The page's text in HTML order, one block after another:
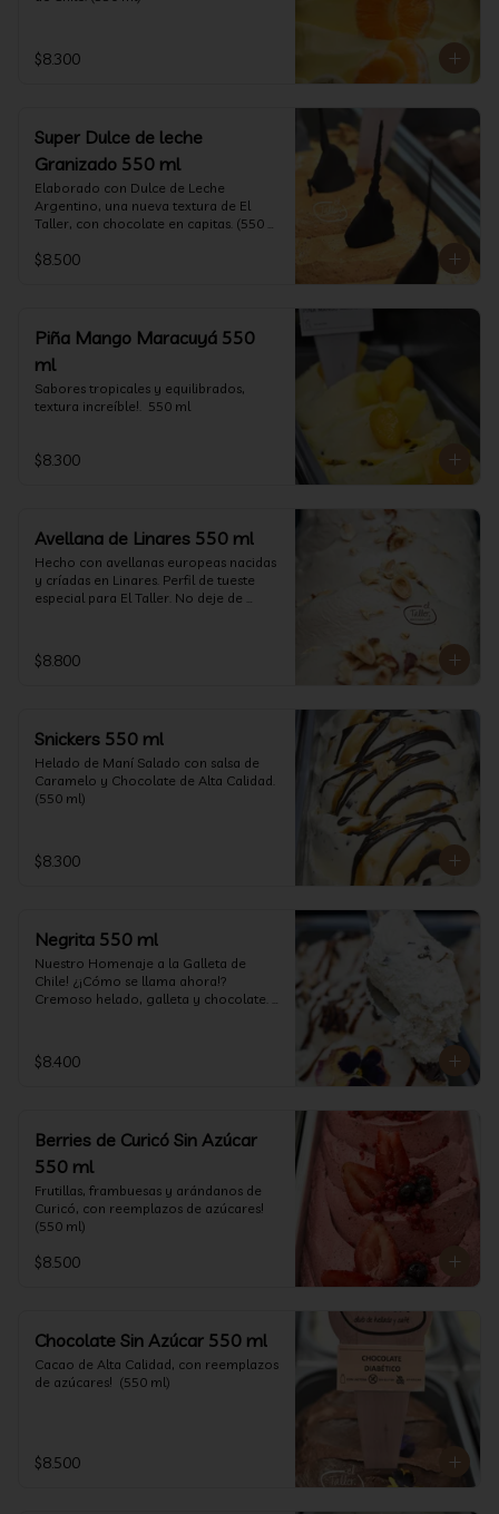
$8.300
Super Dulce de leche
Granizado 550 ml
Elaborado con Dulce de Leche
Argentino, una nueva textura de El
Taller, con chocolate en capitas. (550
$8.500
Piña Mango Maracuyá 550
ml
Sabores tropicales y equilibrados,
textura increíble!.  550 ml
$8.300
Avellana de Linares 550 ml
Hecho con avellanas europeas nacidas
y críadas en Linares. Perfil de tueste
especial para El Taller. No deje de
$8.800
Snickers 550 ml
Helado de Maní Salado con salsa de
Caramelo y Chocolate de Alta Calidad.
(550 ml)
$8.300
Negrita 550 ml
Nuestro Homenaje a la Galleta de
Chile! ¿¡Cómo se llama ahora!?
Cremoso helado, galleta y chocolate.
$8.400
Berries de Curicó Sin Azúcar
550 ml
Frutillas, frambuesas y arándanos de
Curicó, con reemplazos de azúcares!
(550 ml)
$8.500
Chocolate Sin Azúcar 550 ml
Cacao de Alta Calidad, con reemplazos
de azúcares!  (550 ml)
$8.500